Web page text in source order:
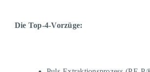
Die Top-4-Vorzüge: